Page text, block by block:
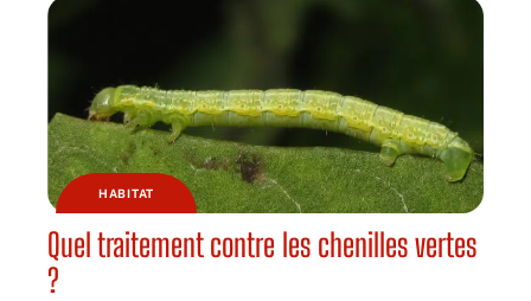
HABITAT
Quel traitement contre les chenilles vertes
?